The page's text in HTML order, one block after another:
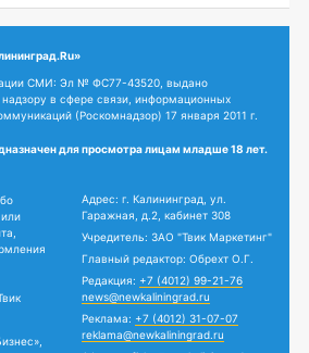
СМИ: Эл № ФС77-43520, выдано
в сфере связи, информационных
(Роскомнадзор) 17 января 2011 г.
для просмотра лицам младше 18 лет.
Адрес: г. Калининград, ул.
Гаражная, д.2, кабинет 308
Учредитель: ЗАО "Твик Маркетинг"
Главный редактор: Обрехт О.Г.
Редакция: +7 (4012) 99-21-76
news@newkaliningrad.ru
Реклама: +7 (4012) 31-07-07
reklama@newkaliningrad.ru